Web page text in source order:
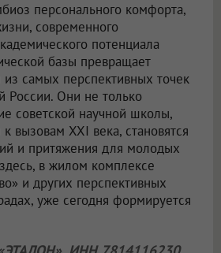
персонального комфорта,
современного
потенциала
базы превращает
из самых перспективных точек
России. Они не только
советской научной школы,
вызовам XXI века, становятся
и притяжения для молодых
в жилом комплексе
и других перспективных
уже сегодня формируется